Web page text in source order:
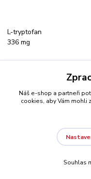
L-tryptofan
336 mg
Náš e-shop a partneři
cookies, aby Vám mohli
Souhlas